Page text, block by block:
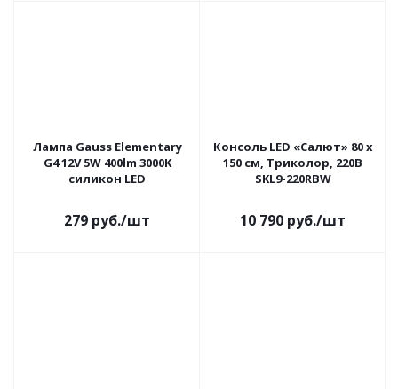
Лампа Gauss Elementary
G4 12V 5W 400lm 3000K
силикон LED
279 руб./шт
Консоль LED «Салют» 80 x
150 см, Триколор, 220В
SKL9-220RBW
10 790 руб./шт